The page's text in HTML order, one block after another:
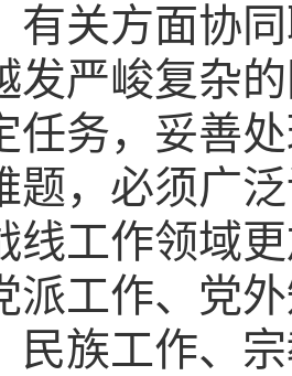
有关方面协
发严峻复杂
任务，妥善
题，必须广
线工作领域
派工作、党
民族工作、